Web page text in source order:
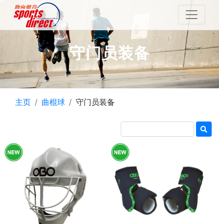
守门员装备
主页 曲棍球 守门员装备